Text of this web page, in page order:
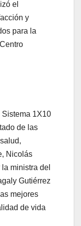
el
y
para la
Sistema 1X10
de las
Nicolás
ministra del
Gutiérrez
mejores
de vida